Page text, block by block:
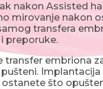
nakon Assisted
mirovanje nakon
transfera
preporuke.
transfer embriona
što